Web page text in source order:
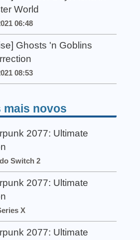
World
06:48
Ghosts 'n Goblins
08:53
mais novos
2077: Ultimate
Switch 2
2077: Ultimate
X
2077: Ultimate